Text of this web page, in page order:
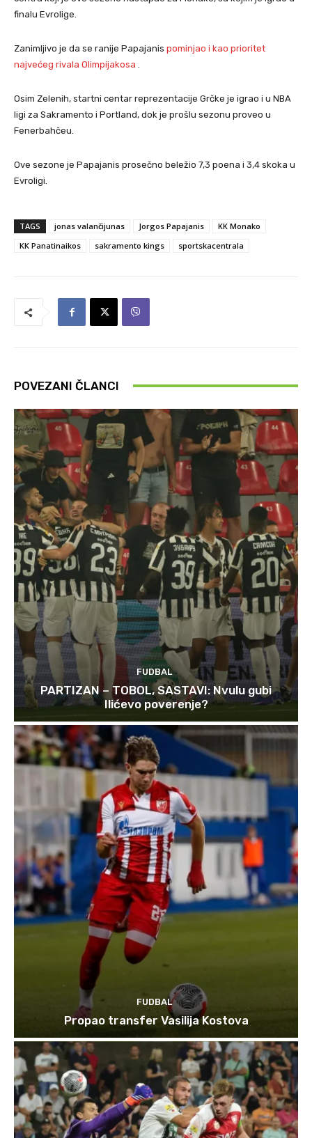
finalu Evrolige.
Zanimljivo je da se ranije Papajanis pominjao i kao prioritet
najvećeg rivala Olimpijakosa
Osim Zelenih, startni centar reprezentacije Grčke je igrao i u NBA
ligi za Sakramento i Portland, dok je prošlu sezonu proveo u
Fenerbahčeu.
Ove sezone je Papajanis prosečno beležio 7,3 poena i 3,4 skoka u
Evroligi.
TAGS jonas valančijunas Jorgos Papajanis
KK Monako
KK Panatinaikos
sakramento kings sportskacentrala
POVEZANI ČLANCI
FUDBAL
PARTIZAN – TOBOL, SASTAVI: Nvulu gubi
Ilićevo poverenje?
FUDBAL
Propao transfer Vasilija Kostova